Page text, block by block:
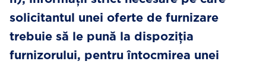
solicitantul unei oferte de furnizare
trebuie să le pună la dispoziția
furnizorului, pentru întocmirea unei